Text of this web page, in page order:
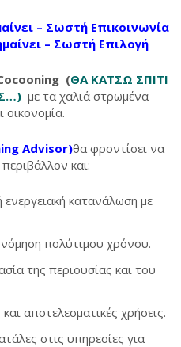
– Σωστή Επικοινωνία
– Σωστή Επιλογή
(ΘΑ ΚΑΤΣΩ ΣΠΙΤΙ
με τα χαλιά στρωμένα
οικονομία.
Advisor)θα φροντίσει να
και:
κατανάλωση με
πολύτιμου χρόνου.
της περιουσίας και του
αποτελεσματικές χρήσεις.
στις υπηρεσίες για